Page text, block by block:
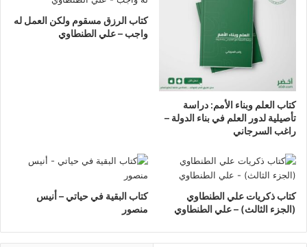
كتاب العلم وبناء الأمم: دراسة
تأصيلية لدور العلم في بناء الدولة –
راغب السرجاني
كتاب الرزق مسقوم ولكن العمل له
واجب – علي الطنطاوي
كتاب ذكريات علي الطنطاوي
(الجزء الثالث) – علي الطنطاوي
كتاب البقية في حياتي – أنيس
منصور